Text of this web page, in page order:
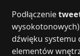
Podłączenie
dźwięku systemu
elementów